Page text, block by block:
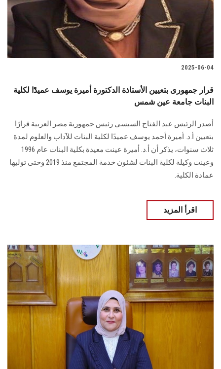
2025-06-04
قرار جمهورى بتعيين الأستاذة الدكتورة أميرة يوسف عميدًا لكلية
البنات جامعة عين شمس
أصدر الرئيس عبد الفتاح السيسي رئيس جمهورية مصر العربية قرارًا
بتعيين أ.د. أميرة أحمد يوسف عميدًا لكلية البنات للآداب والعلوم لمدة
ثلاث سنوات، يذكر أن أ.د. أميرة عينت معيدة بكلية البنات عام 1996
وعينت وكيلة لكلية البنات لشئون خدمة المجتمع منذ 2019 وحتى توليها
عمادة الكلية.
اقرأ المزيد